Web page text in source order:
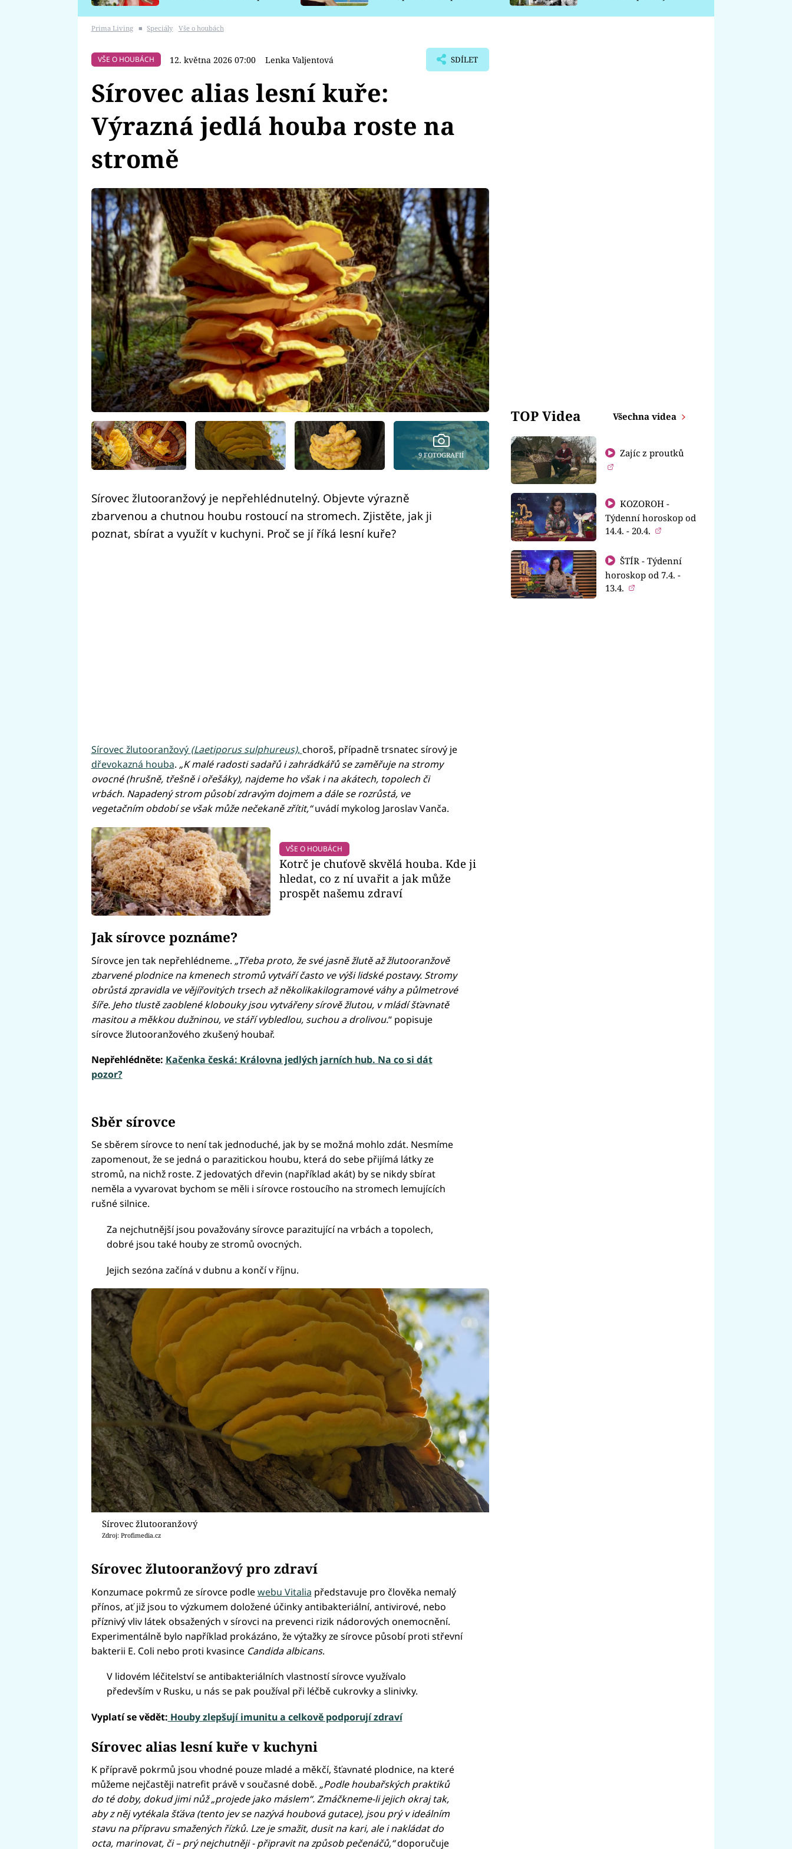
Prima Living ■ Speciály Vše o houbách
VŠE O HOUBÁCH 12. května 2026 07:00 Lenka Valjentová SDÍLET
Sírovec alias lesní kuře:
Výrazná jedlá houba roste na
stromě
9 FOTOGRAFIÍ
Sírovec žlutooranžový je nepřehlédnutelný. Objevte výrazně
zbarvenou a chutnou houbu rostoucí na stromech. Zjistěte, jak ji
poznat, sbírat a využít v kuchyni. Proč se jí říká lesní kuře?
Sírovec žlutooranžový (Laetiporus sulphureus), choroš, případně trsnatec sírový je
dřevokazná houba. „K malé radosti sadařů i zahrádkářů se zaměřuje na stromy
ovocné (hrušně, třešně i ořešáky), najdeme ho však i na akátech, topolech či
vrbách. Napadený strom působí zdravým dojmem a dále se rozrůstá, ve
vegetačním období se však může nečekaně zřítit,“uvádí mykolog Jaroslav Vanča.
VŠE O HOUBÁCH
Kotrč je chuťově skvělá houba. Kde ji
hledat, co z ní uvařit a jak může
prospět našemu zdraví
Jak sírovce poznáme?
Sírovce jen tak nepřehlédneme. „Třeba proto, že své jasně žlutě až žlutooranžově
zbarvené plodnice na kmenech stromů vytváří často ve výši lidské postavy. Stromy
obrůstá zpravidla ve vějířovitých trsech až několikakilogramové váhy a půlmetrové
šíře. Jeho tlustě zaoblené klobouky jsou vytvářeny sírově žlutou, v mládí šťavnatě
masitou a měkkou dužninou, ve stáří vybledlou, suchou a drolivou.“ popisuje
sírovce žlutooranžového zkušený houbař.
Nepřehlédněte: Kačenka česká: Královna jedlých jarních hub. Na co si dát
pozor?
Sběr sírovce
Se sběrem sírovce to není tak jednoduché, jak by se možná mohlo zdát. Nesmíme
zapomenout, že se jedná o parazitickou houbu, která do sebe přijímá látky ze
stromů, na nichž roste. Z jedovatých dřevin (například akát) by se nikdy sbírat
neměla a vyvarovat bychom se měli i sírovce rostoucího na stromech lemujících
rušné silnice.
Za nejchutnější jsou považovány sírovce parazitující na vrbách a topolech,
dobré jsou také houby ze stromů ovocných.
Jejich sezóna začíná v dubnu a končí v říjnu.
Sírovec žlutooranžový
Zdroj: Profimedia.cz
Sírovec žlutooranžový pro zdraví
Konzumace pokrmů ze sírovce podlewebu Vitalia představuje pro člověka nemalý
přínos, ať již jsou to výzkumem doložené účinky antibakteriální, antivirové, nebo
příznivý vliv látek obsažených v sírovci na prevenci rizik nádorových onemocnění.
Experimentálně bylo například prokázáno, že výtažky ze sírovce působí proti střevní
bakterii E. Coli nebo proti kvasince Candida albicans.
V lidovém léčitelství se antibakteriálních vlastností sírovce využívalo
především v Rusku, u nás se pak používal při léčbě cukrovky a slinivky.
Vyplatí se vědět: Houby zlepšují imunitu a celkově podporují zdraví
Sírovec alias lesní kuře v kuchyni
K přípravě pokrmů jsou vhodné pouze mladé a měkčí, šťavnaté plodnice, na které
můžeme nejčastěji natrefit právě v současné době. „Podle houbařských praktiků
do té doby, dokud jimi nůž „projede jako máslem“. Zmáčkneme-li jejich okraj tak,
aby z něj vytékala šťáva (tento jev se nazývá houbová gutace), jsou prý v ideálním
stavu na přípravu smažených řízků. Lze je smažit, dusit na kari, ale i nakládat do
octa, marinovat, či – prý nejchutněji - připravit na způsob pečenáčů,“doporučuje
TOP Videa Všechna videa
Zajíc z proutků
KOZOROH -
Týdenní horoskop od
14.4. - 20.4.
ŠTÍR - Týdenní
horoskop od 7.4. -
13.4.